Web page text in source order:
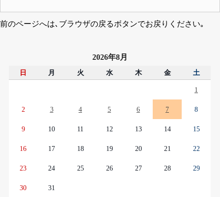
前のページへは､ブラウザの戻るボタンでお戻りください｡
2026年8月
日 月 火 水 木 金 土
1
2 3 4 5 6 7 8
9 10 11 12 13 14 15
16 17 18 19 20 21 22
23 24 25 26 27 28 29
30 31